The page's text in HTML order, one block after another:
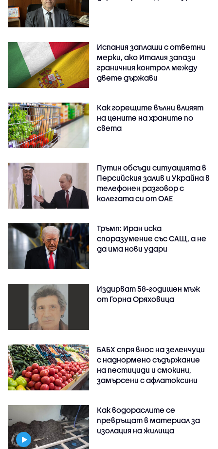
Испания заплаши с ответни
мерки, ако Италия запази
граничния контрол между
двете държави
Как горещите вълни влияят
на цените на храните по
света
Путин обсъди ситуацията в
Персийския залив и Украйна в
телефонен разговор с
колегата си от ОАЕ
Тръмп: Иран иска
споразумение със САЩ, а не
да има нови удари
Издирват 58-годишен мъж
от Горна Оряховица
БАБХ спря внос на зеленчуци
с наднормено съдържание
на пестициди и смокини,
замърсени с афлатоксини
Как водораслите се
превръщат в материал за
изолация на жилища